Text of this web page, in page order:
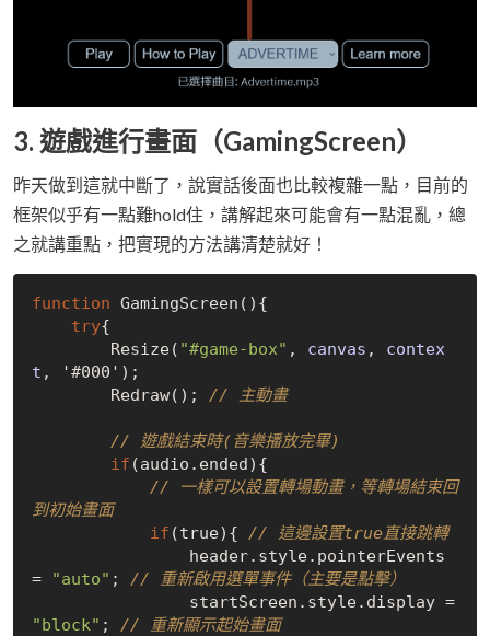
3. 遊戲進行畫面（GamingScreen）
昨天做到這就中斷了，說實話後面也比較複雜一點，目前的
框架似乎有一點難hold住，講解起來可能會有一點混亂，總
之就講重點，把實現的方法講清楚就好！
function GamingScreen() {
try{
Resize( "#game-box" , canvas , contex
t , '#000') ;
Redraw() ; // 主動畫
// 遊戲結束時(音樂播放完畢)
if (audio.ended){
// 一樣可以設置轉場動畫，等轉場結束回
到初始畫面
if (true){ // 這邊設置true直接跳轉
=
"auto" ; // 重新啟用選單事件（主要是點擊）
                startScreen.style.display =
"block" ; // 重新顯示起始畫面